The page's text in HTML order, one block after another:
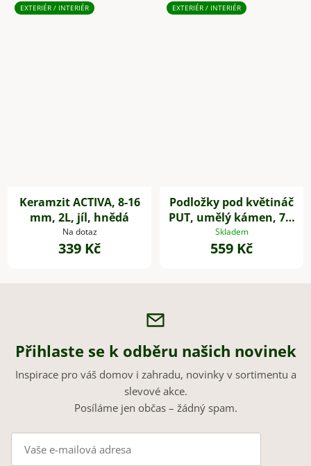
EXTERIÉR / INTERIÉR
Keramzit ACTIVA, 8-16
mm, 2L, jíl, hnědá
Na dotaz
339 Kč
EXTERIÉR / INTERIÉR
Podložky pod květináč
PUT, umělý kámen, 7 x
7 cm, 4-set, šedé
Skladem
559 Kč
Přihlaste se k odběru našich novinek
Inspirace pro váš domov i zahradu, novinky v sortimentu a
slevové akce.
Posíláme jen občas – žádný spam.